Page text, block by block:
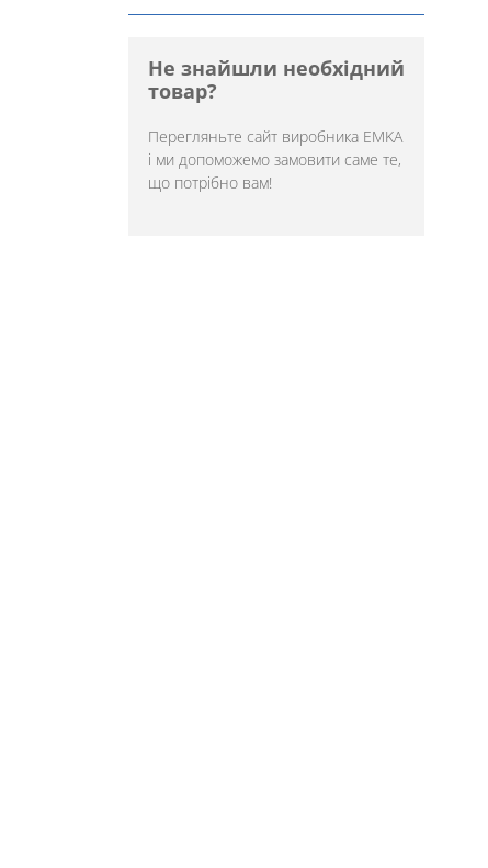
Не знайшли необхідний
товар?
Перегляньте сайт виробника EMKA
і ми допоможемо замовити саме те,
що потрібно вам!